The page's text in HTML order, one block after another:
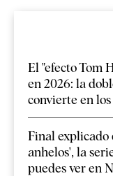
El "efecto Tom
en 2026: la
convierte en
Final explicado
anhelos', la
puedes ver en